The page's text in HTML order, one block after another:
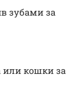
зубами за
или кошки за